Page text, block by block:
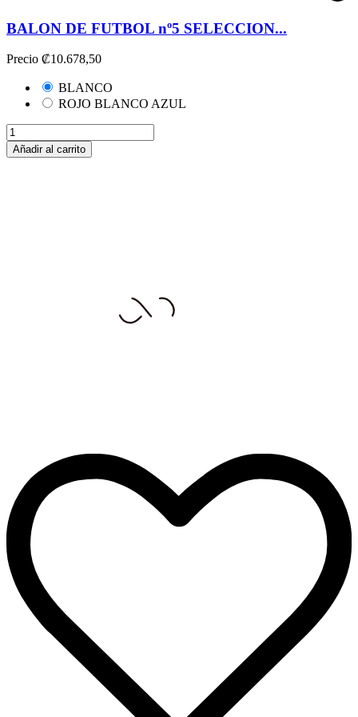
BALON DE FUTBOL nº5 SELECCION...
Precio ₡10.678,50
BLANCO
ROJO BLANCO AZUL
Añadir al carrito